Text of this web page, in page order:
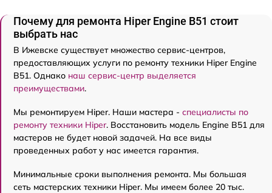
Почему для ремонта Hiper Engine B51 стоит
выбрать нас
В Ижевске существует множество сервис-центров,
предоставляющих услуги по ремонту техники Hiper Engine
B51. Однако наш сервис-центр выделяется
преимуществами.
Мы ремонтируем Hiper. Наши мастера - специалисты по
ремонту техники Hiper. Восстановить модель Engine B51 для
мастеров не будет новой задачей. На все виды
проведенных работ у нас имеется гарантия.
Минимальные сроки выполнения ремонта. Мы большая
сеть мастерских техники Hiper. Мы имеем более 20 тыс.